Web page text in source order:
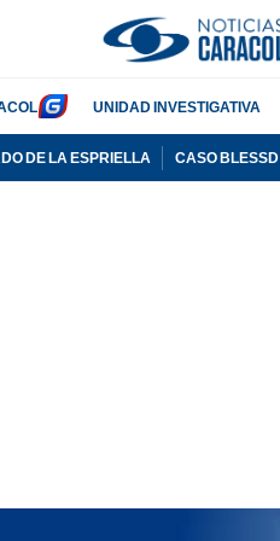
UNIDAD INVESTIGATIVA
DE LA ESPRIELLA CASO BLESSD